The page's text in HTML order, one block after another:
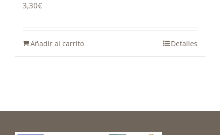
3,30€
Añadir al carrito Detalles